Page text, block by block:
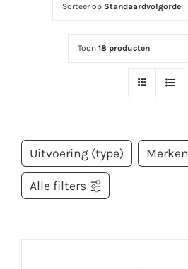
Sorteer op Standaardvolgorde
Toon18 producten
Uitvoering (type) Merken
Alle filters